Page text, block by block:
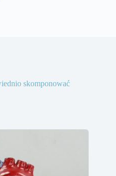
skomponować